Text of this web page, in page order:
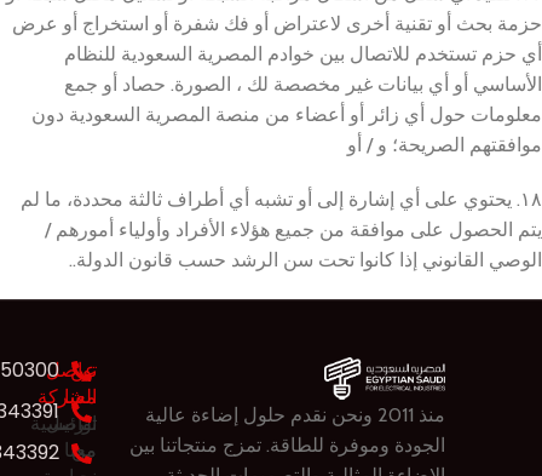
حزمة بحث أو تقنية أخرى لاعتراض أو فك شفرة أو استخراج أو عرض
أي حزم تستخدم للاتصال بين خوادم المصرية السعودية للنظام
الأساسي أو أي بيانات غير مخصصة لك ، الصورة. حصاد أو جمع
معلومات حول أي زائر أو أعضاء من منصة المصرية السعودية دون
موافقتهم الصريحة؛ و / أو
١٨. يحتوي على أي إشارة إلى أو تشبه أي أطراف ثالثة محددة، ما لم
يتم الحصول على موافقة من جميع هؤلاء الأفراد وأولياء أمورهم /
الوصي القانوني إذا كانوا تحت سن الرشد حسب قانون الدولة..
منذ 2011 ونحن نقدم حلول ​​إضاءة عالية
الجودة وموفرة للطاقة. تمزج منتجاتنا بين
عن
الشركة
الرئيسية
من
تواصل
معنا
تواصل
معنا